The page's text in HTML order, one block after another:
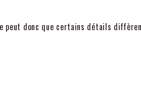
peut donc que certains détails